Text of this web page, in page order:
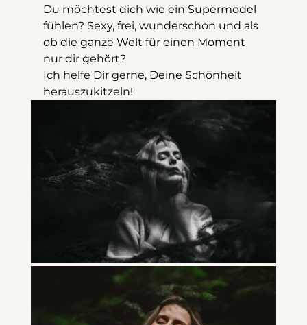
Du möchtest dich wie ein Supermodel
fühlen? Sexy, frei, wunderschön und als
ob die ganze Welt für einen Moment
nur dir gehört?
Ich helfe Dir gerne, Deine Schönheit
herauszukitzeln!